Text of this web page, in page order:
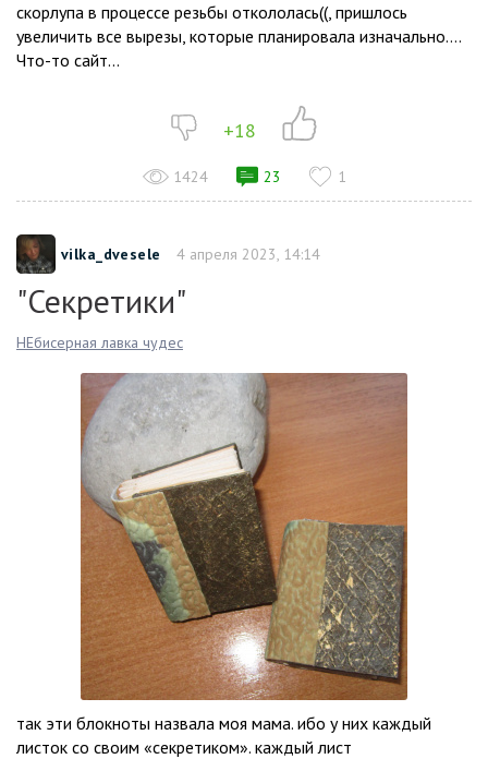
скорлупа в процессе резьбы откололась((, пришлось
увеличить все вырезы, которые планировала изначально….
Что-то сайт...
+18
1424 23 1
vilka_dvesele 4 апреля 2023, 14:14
"Секретики"
НЕбисерная лавка чудес
так эти блокноты назвала моя мама. ибо у них каждый
листок со своим «секретиком». каждый лист